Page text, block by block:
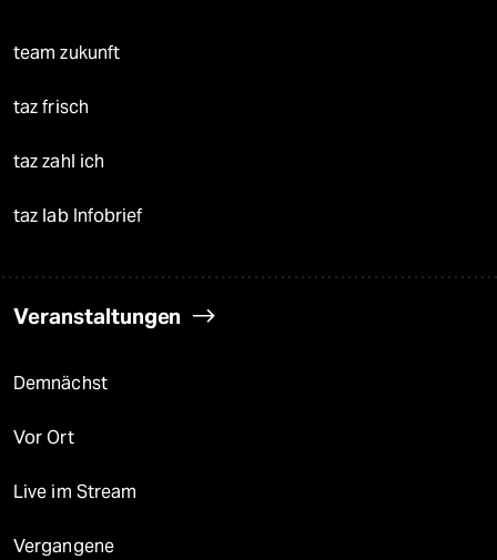
team zukunft
taz frisch
taz zahl ich
taz lab Infobrief
Veranstaltungen
Demnächst
Vor Ort
Live im Stream
Vergangene